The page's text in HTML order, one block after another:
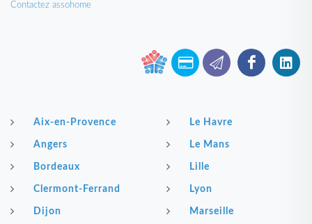
Contactez assohome
Aix-en-Provence
Angers
Bordeaux
Clermont-Ferrand
Dijon
Le Havre
Le Mans
Lille
Lyon
Marseille